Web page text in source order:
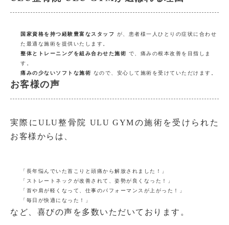
国家資格を持つ経験豊富なスタッフ
が、患者様一人ひとりの症状に合わせ
た最適な施術を提供いたします。
整体とトレーニングを組み合わせた施術 で、痛みの根本改善を目指しま
す。
痛みの少ないソフトな施術 なので、安心して施術を受けていただけます。
お客様の声
実際にULU整骨院 ULU GYMの施術を受けられた
お客様からは、
「長年悩んでいた首こりと頭痛から解放されました！」
「ストレートネックが改善されて、姿勢が良くなった！」
「首や肩が軽くなって、仕事のパフォーマンスが上がった！」
「毎日が快適になった！」
など、喜びの声を多数いただいております。